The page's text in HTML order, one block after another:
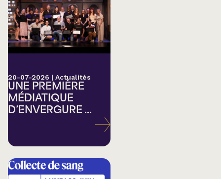
20-07-2026 | Actualités
UNE PREMIÈRE
MÉDIATIQUE
D’ENVERGURE ...